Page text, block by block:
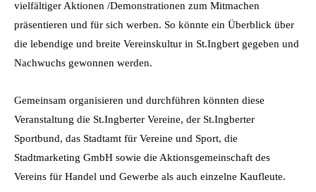
vielfältiger Aktionen /Demonstrationen zum Mitmachen
präsentieren und für sich werben. So könnte ein Überblick über
die lebendige und breite Vereinskultur in St.Ingbert gegeben und
Nachwuchs gewonnen werden.
Gemeinsam organisieren und durchführen könnten diese
Veranstaltung die St.Ingberter Vereine, der St.Ingberter
Sportbund, das Stadtamt für Vereine und Sport, die
Stadtmarketing GmbH sowie die Aktionsgemeinschaft des
Vereins für Handel und Gewerbe als auch einzelne Kaufleute.